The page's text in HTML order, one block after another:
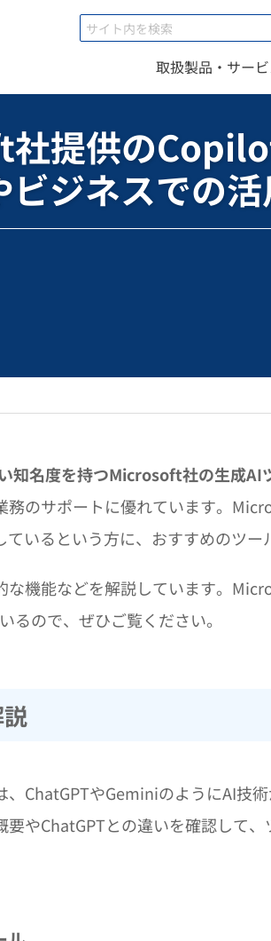
取扱製品・サー
提供の
ジネスでの
名度を持つMicrosoft社の生成AI
のサポートに優れています。
いるという方に、おすすめのツー
機能などを解説しています。
ので、ぜひご覧ください。
ChatGPTやGeminiのようにAI技
やChatGPTとの違いを確認して、